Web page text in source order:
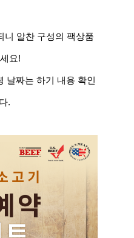
니 알찬 구성의 팩상품
요!
날짜는 하기 내용 확인
.